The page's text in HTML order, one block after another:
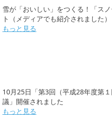
雪が「おいしい」をつくる！「ス
ト（メディアでも紹介されました）
もっと見る
10月25日「第3回（平成28年度第
議」開催されました
もっと見る